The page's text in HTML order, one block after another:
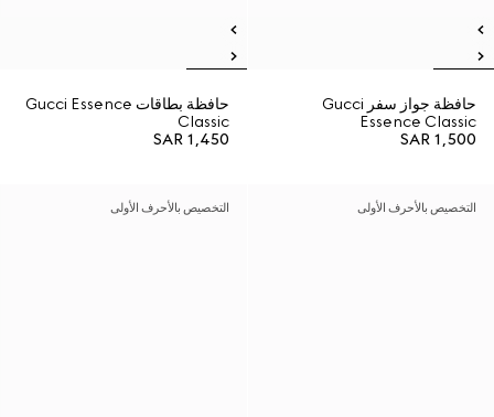
حافظة جواز سفر Gucci
Essence Classic
SAR 1,500
حافظة بطاقات Gucci Essence
Classic
SAR 1,450
التخصيص بالأحرف الأولى التخصيص بالأحرف الأولى